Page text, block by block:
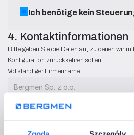
Ich benötige kein
4. Kontaktinformationen
Bitte geben Sie die Daten an, zu denen wir
Konfiguration zurückkehren sollen.
Vollständiger Firmenname:
Firmen-E-Mail-Adresse: